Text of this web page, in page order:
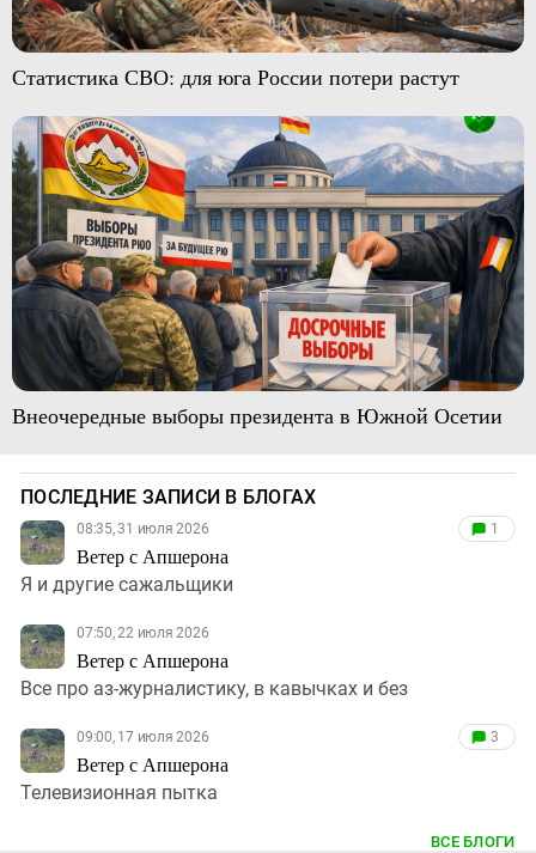
Статистика СВО: для юга России потери растут
Внеочередные выборы президента в Южной Осетии
ПОСЛЕДНИЕ ЗАПИСИ В БЛОГАХ
08:35, 31 июля 2026
Ветер с Апшерона
1
Я и другие сажальщики
07:50, 22 июля 2026
Ветер с Апшерона
Все про аз-журналистику, в кавычках и без
09:00, 17 июля 2026
Ветер с Апшерона
3
Телевизионная пытка
ВСЕ БЛОГИ